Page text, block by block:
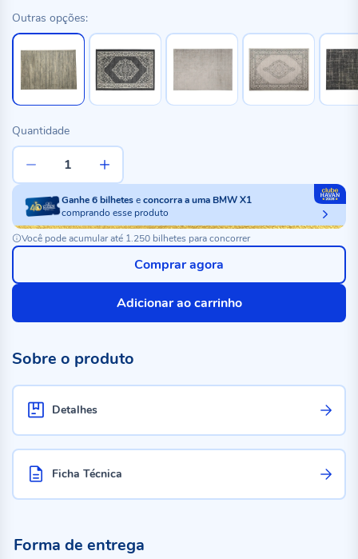
Outras opções:
Quantidade
Ganhe6bilheteseconcorra a uma BMW X1
comprando esse produto
Você pode acumular até 1.250 bilhetes para concorrer
Adicionar ao carrinho
Comprar agora
Sobre o produto
Detalhes
Ficha Técnica
Forma de entrega